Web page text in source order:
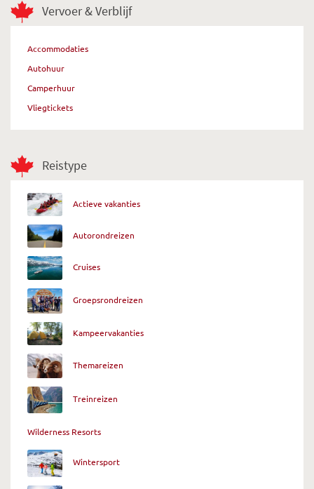
Vervoer & Verblijf
Accommodaties
Autohuur
Camperhuur
Vliegtickets
Reistype
Actieve vakanties
Autorondreizen
Cruises
Groepsrondreizen
Kampeervakanties
Themareizen
Treinreizen
Wilderness Resorts
Wintersport